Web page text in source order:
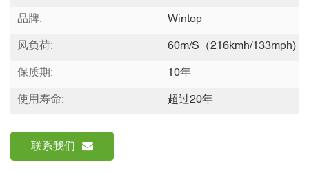
品牌: Wintop
风负荷: 60m/s（216kmh/133mph)
保质期: 10年
使用寿命: 超过20年
联系我们